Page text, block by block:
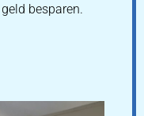
besparen.